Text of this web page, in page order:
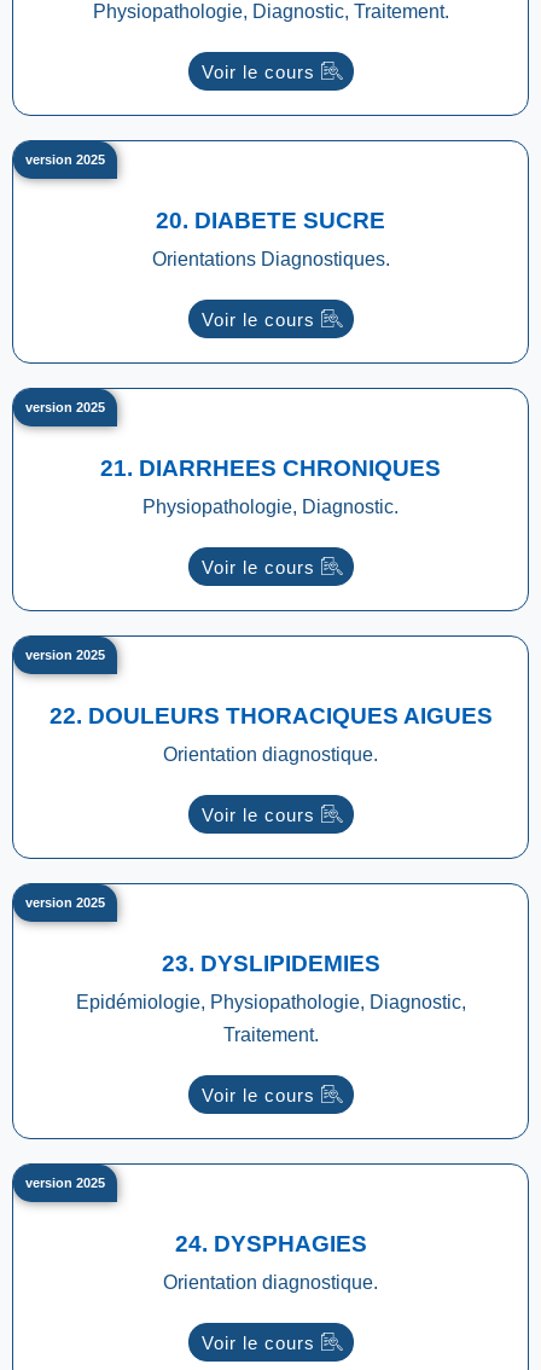
Physiopathologie, Diagnostic, Traitement.
Voir le cours
20. DIABETE SUCRE
Orientations Diagnostiques.
Voir le cours
version 2025
21. DIARRHEES CHRONIQUES
Physiopathologie, Diagnostic.
Voir le cours
version 2025
22. DOULEURS THORACIQUES AIGUES
Orientation diagnostique.
Voir le cours
version 2025
23. DYSLIPIDEMIES
Epidémiologie, Physiopathologie, Diagnostic,
Traitement.
Voir le cours
version 2025
24. DYSPHAGIES
Orientation diagnostique.
Voir le cours
version 2025